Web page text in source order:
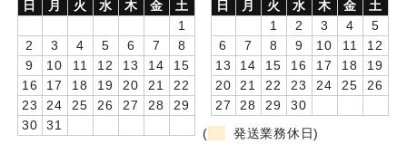
日
月 火 水 木 金
土
1
2
3 4 5 6 7
8
9
10 11 12 13 14
15
16
17 18 19 20 21
22
23
24 25 26 27 28
29
30
31
日
月 火 水 木 金
土
1
2 3 4
5
6
7 8 9 10 11
12
13
14 15 16 17 18
19
20
21 22 23 24 25
26
27
28 29
30
(
発送業務休日)